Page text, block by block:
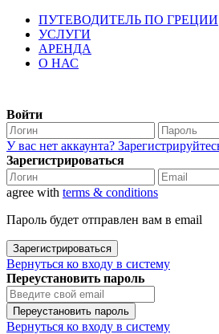
ПУТЕВОДИТЕЛЬ ПО ГРЕЦИИ
УСЛУГИ
АРЕНДА
О НАС
Войти
У вас нет аккаунта?
Зарегистрироваться
agree with terms & conditions
Пароль будет отправлен вам в email
Зарегистрироваться
Вернуться ко входу в систему
Переустановить пароль
Переустановить пароль
Вернуться ко входу в систему